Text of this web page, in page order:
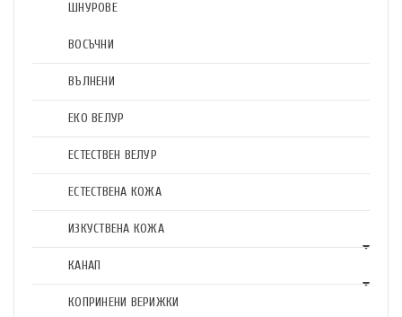
ШНУРОВЕ
ВОСЪЧНИ
ВЪЛНЕНИ
ЕКО ВЕЛУР
ЕСТЕСТВЕН ВЕЛУР
ЕСТЕСТВЕНА КОЖА
ИЗКУСТВЕНА КОЖА
КАНАП
КОПРИНЕНИ ВЕРИЖКИ